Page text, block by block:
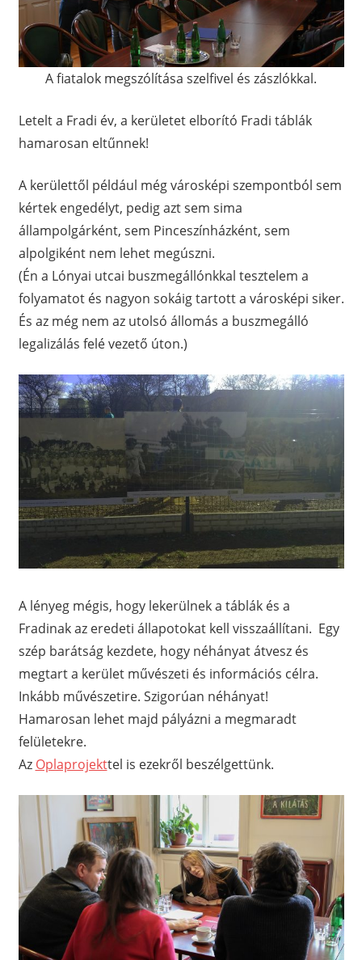
A fiatalok megszólítása szelfivel és zászlókkal.
Letelt a Fradi év, a kerületet elborító Fradi táblák
hamarosan eltűnnek!
A kerülettől például még városképi szempontból sem
kértek engedélyt, pedig azt sem sima
állampolgárként, sem Pinceszínházként, sem
alpolgiként nem lehet megúszni.
(Én a Lónyai utcai buszmegállónkkal tesztelem a
folyamatot és nagyon sokáig tartott a városképi siker.
És az még nem az utolsó állomás a buszmegálló
legalizálás felé vezető úton.)
A lényeg mégis, hogy lekerülnek a táblák és a
Fradinak az eredeti állapotokat kell visszaállítani. Egy
szép barátság kezdete, hogy néhányat átvesz és
megtart a kerület művészeti és információs célra.
Inkább művészetire. Szigorúan néhányat!
Hamarosan lehet majd pályázni a megmaradt
felületekre.
Az Oplaprojekttel is ezekről beszélgettünk.